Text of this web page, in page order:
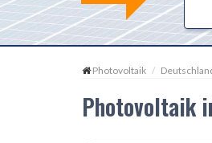
Photovoltaik
Photovoltaik